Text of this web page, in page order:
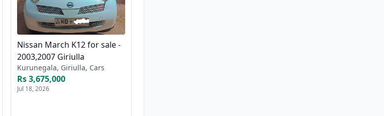
Nissan March K12 for sale -
2003,2007 Giriulla
Kurunegala, Giriulla, Cars
Rs 3,675,000
Jul 18, 2026